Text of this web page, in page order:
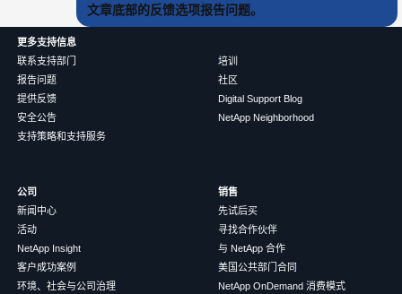
文章底部的反馈选项报告问题。
更多支持信息
联系支持部门
报告问题
提供反馈
安全公告
支持策略和支持服务
培训
社区
Digital Support Blog
NetApp Neighborhood
公司
新闻中心
活动
NetApp Insight
客户成功案例
环境、社会与公司治理
销售
先试后买
寻找合作伙伴
与 NetApp 合作
美国公共部门合同
NetApp OnDemand 消费模式